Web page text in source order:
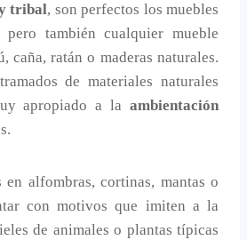
tribal, son perfectos los muebles
también cualquier mueble
caña, ratán o maderas naturales.
de materiales naturales
apropiado a la ambientación
en alfombras, cortinas, mantas o
con motivos que imiten a la
de animales o plantas típicas